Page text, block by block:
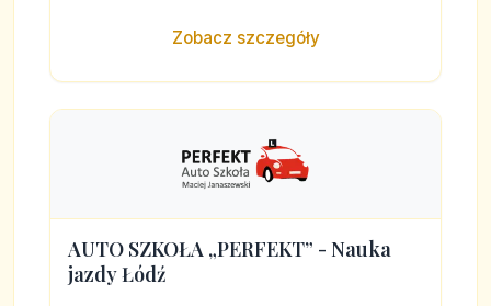
Zobacz szczegóły
AUTO SZKOŁA „PERFEKT” - Nauka
jazdy Łódź